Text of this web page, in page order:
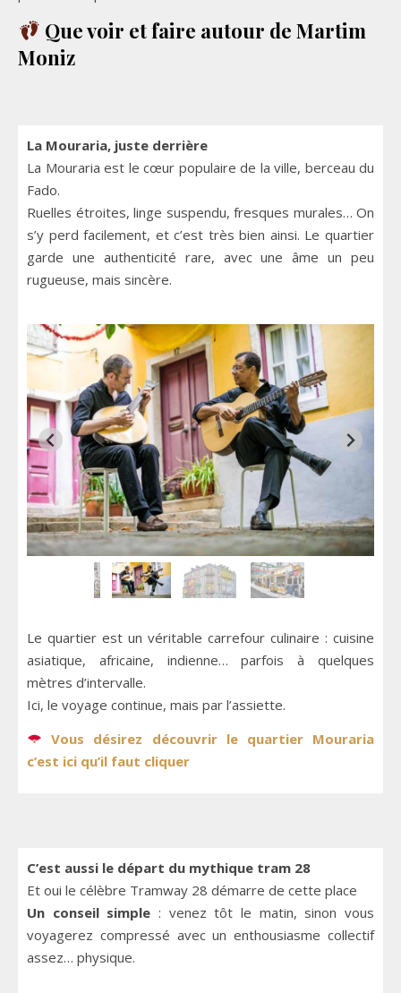
Que voir et faire autour de Martim
Moniz
La Mouraria, juste derrière
La Mouraria est le cœur populaire de la ville, berceau du
Fado.
Ruelles étroites, linge suspendu, fresques murales… On
s’y perd facilement, et c’est très bien ainsi. Le quartier
garde une authenticité rare, avec une âme un peu
rugueuse, mais sincère.
Le quartier est un véritable carrefour culinaire : cuisine
asiatique, africaine, indienne… parfois à quelques
mètres d’intervalle.
Ici, le voyage continue, mais par l’assiette.
Vous désirez découvrir le quartier Mouraria
c’est ici qu’il faut cliquer
C’est aussi le départ du mythique tram 28
Et oui le célèbre Tramway 28 démarre de cette place
Un conseil simple : venez tôt le matin, sinon vous
voyagerez compressé avec un enthousiasme collectif
assez… physique.